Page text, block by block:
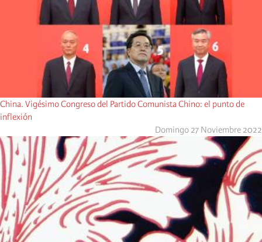
China. Vigésimo Congreso del Partido Comunista Chino: el punto de
inflexión
Domingo 27 Noviembre 2022